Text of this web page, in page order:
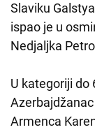
Slaviku
ispao je u
Nedjaljka
U kategoriji do
Armenca